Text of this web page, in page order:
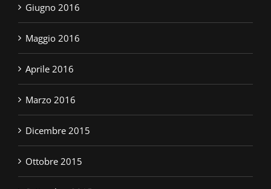
Giugno 2016
Maggio 2016
Aprile 2016
Marzo 2016
Dicembre 2015
Ottobre 2015